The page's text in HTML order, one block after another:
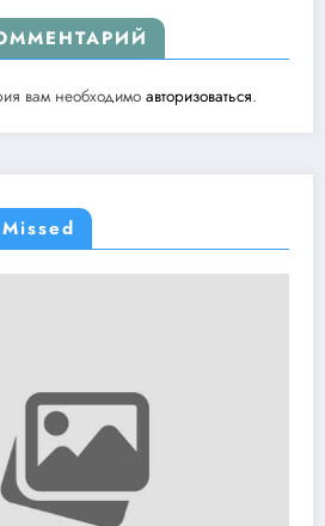
вам необходимо авторизоваться.